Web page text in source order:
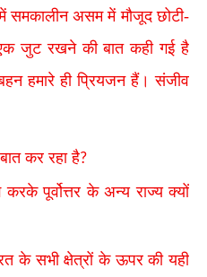
असम में मौजूद छोटी-
जुट रखने की बात कही गई है
हमारे ही प्रियजन हैं। संजीव
कर रहा है?
पूर्वोत्तर के अन्य राज्य क्यों
के सभी क्षेत्रों के ऊपर की यही